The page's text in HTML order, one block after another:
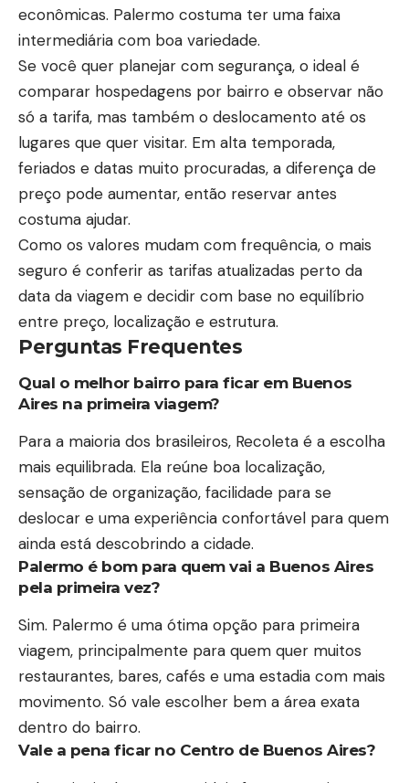
econômicas. Palermo costuma ter uma faixa
intermediária com boa variedade.
Se você quer planejar com segurança, o ideal é
comparar hospedagens por bairro e observar não
só a tarifa, mas também o deslocamento até os
lugares que quer visitar. Em alta temporada,
feriados e datas muito procuradas, a diferença de
preço pode aumentar, então reservar antes
costuma ajudar.
Como os valores mudam com frequência, o mais
seguro é conferir as tarifas atualizadas perto da
data da viagem e decidir com base no equilíbrio
entre preço, localização e estrutura.
Perguntas Frequentes
Qual o melhor bairro para ficar em Buenos
Aires na primeira viagem?
Para a maioria dos brasileiros, Recoleta é a escolha
mais equilibrada. Ela reúne boa localização,
sensação de organização, facilidade para se
deslocar e uma experiência confortável para quem
ainda está descobrindo a cidade.
Palermo é bom para quem vai a Buenos Aires
pela primeira vez?
Sim. Palermo é uma ótima opção para primeira
viagem, principalmente para quem quer muitos
restaurantes, bares, cafés e uma estadia com mais
movimento. Só vale escolher bem a área exata
dentro do bairro.
Vale a pena ficar no Centro de Buenos Aires?